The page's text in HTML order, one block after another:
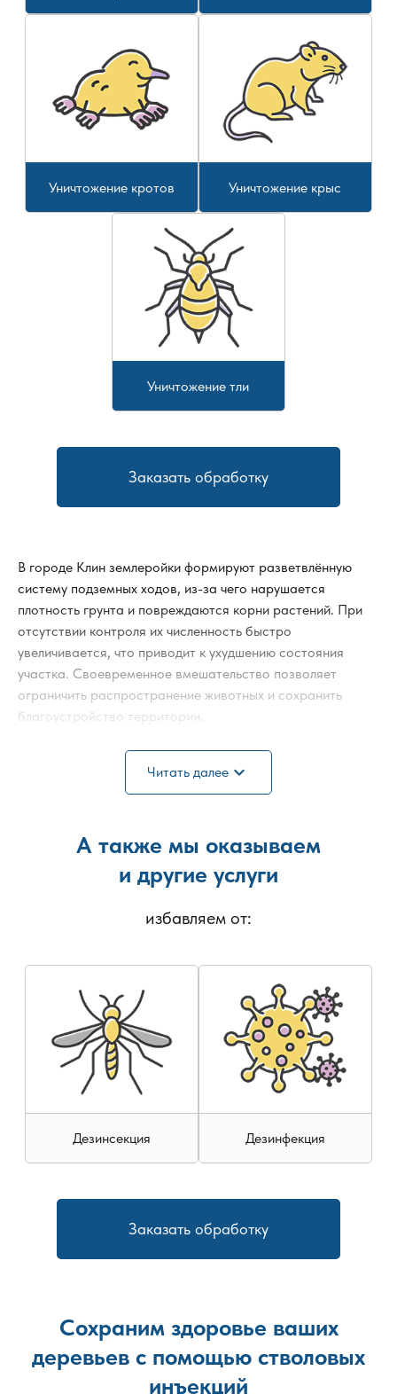
Уничтожение кротов Уничтожение крыс
Уничтожение тли
Заказать обработку
В городе Клин землеройки формируют разветвлённую
систему подземных ходов, из-за чего нарушается
плотность грунта и повреждаются корни растений. При
отсутствии контроля их численность быстро
увеличивается, что приводит к ухудшению состояния
участка. Своевременное вмешательство позволяет
ограничить распространение животных и сохранить
благоустройство территории.
Землеройка: уничтожение проводится после
обследования участка и определения основных
направлений передвижения. Если необходимо уничтожить
территории и характера насаждений. Уничтожение
землероек на участке организуется поэтапно, с
обработкой активных зон. Уничтожение землероек в саду
культуры и декоративные растения.
застройки и интенсивность активности животных. Такой
подход позволяет добиться устойчивого результата и
снизить вероятность повторного появления землероек на
территории.
Читать далее expand_more
А также мы оказываем
и другие услуги
избавляем от:
Дезинсекция Дезинфекция
Заказать обработку
Сохраним здоровье ваших
деревьев с помощью стволовых
инъекций